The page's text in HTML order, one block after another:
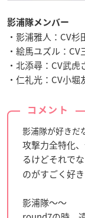
影浦隊メンバー
・影浦雅人：CV杉
・絵馬ユズル：
・北添尋：CV武虎
・仁礼光：CV小堀
コメント
影浦隊が好きだ
攻撃力全特化
るけどそれで
のがすごく好き
影浦隊〜〜